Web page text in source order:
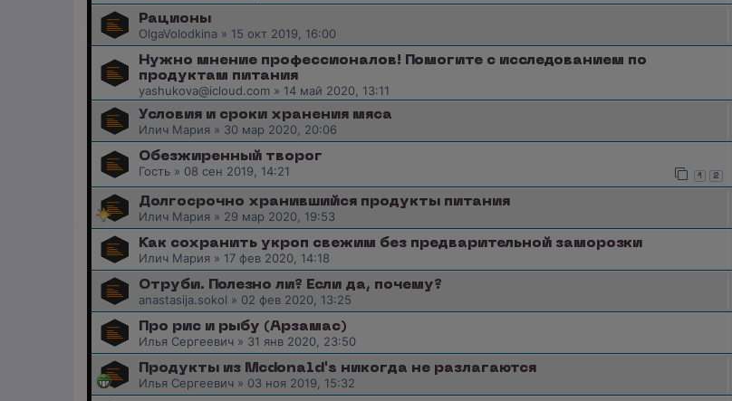
Рационы
OlgaVolodkina » 15 окт 2019, 16:00
Нужно мнение профессионалов! Помогите с исследованием по
продуктам питания
yashukova@icloud.com » 14 май 2020, 13:11
Условия и сроки хранения мяса
Илич Мария » 30 мар 2020, 20:06
Обезжиренный творог
Гость » 08 сен 2019, 14:21 1 2
Долгосрочно хранившийся продукты питания
Илич Мария » 29 мар 2020, 19:53
Как сохранить укроп свежим без предварительной заморозки
Илич Мария » 17 фев 2020, 14:18
Отруби. Полезно ли? Если да, почему?
anastasija.sokol » 02 фев 2020, 13:25
Про рис и рыбу (Арзамас)
Илья Сергеевич » 31 янв 2020, 23:50
Продукты из Mcdonald's никогда не разлагаются
Илья Сергеевич » 03 ноя 2019, 15:32